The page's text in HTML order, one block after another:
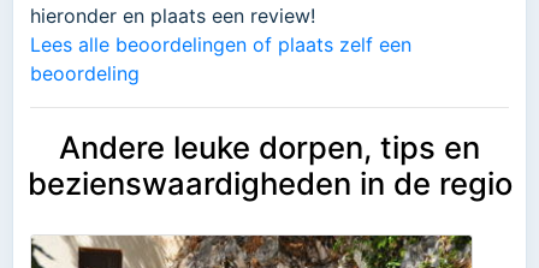
hieronder en plaats een review!
Lees alle beoordelingen of plaats zelf een
beoordeling
Andere leuke dorpen, tips en
bezienswaardigheden in de regio